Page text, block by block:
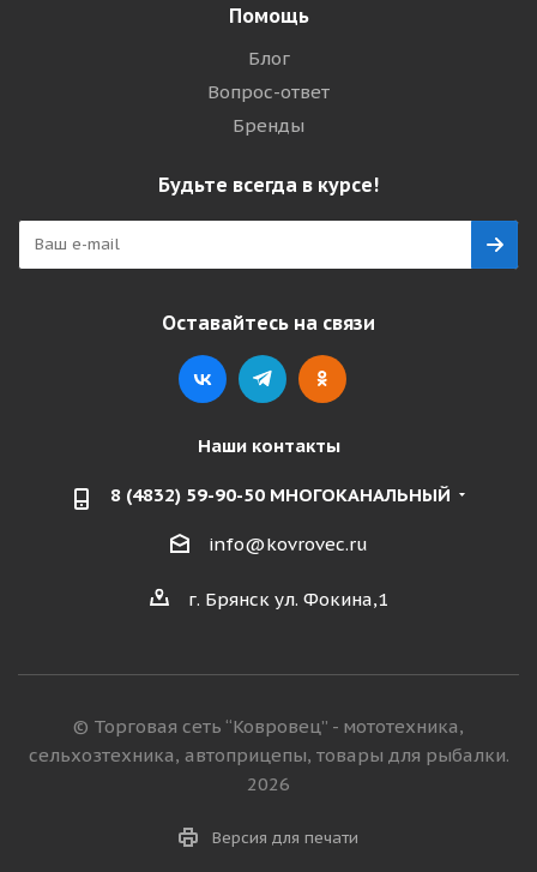
Помощь
Блог
Вопрос-ответ
Бренды
Будьте всегда в курсе!
Оставайтесь на связи
Наши контакты
8 (4832) 59-90-50 МНОГОКАНАЛЬНЫЙ
info@kovrovec.ru
г. Брянск ул. Фокина,1
© Торговая сеть “Ковровец” - мототехника,
сельхозтехника, автоприцепы, товары для рыбалки.
2026
Версия для печати